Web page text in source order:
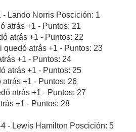
- Lando Norris Poscición: 1
atrás +1 - Puntos: 21
atrás +1 - Puntos: 22
quedó atrás +1 - Puntos: 23
+1 - Puntos: 24
atrás +1 - Puntos: 25
+1 - Puntos: 26
atrás +1 - Puntos: 27
+1 - Puntos: 28
- Lewis Hamilton Poscición: 5